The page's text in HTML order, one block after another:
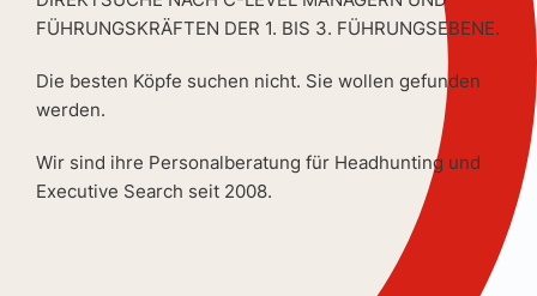
FÜHRUNGSKRÄFTEN DER 1. BIS 3. FÜHRUNGSEBENE.
Die besten Köpfe suchen nicht. Sie wollen gefunden
werden.
Wir sind ihre Personalberatung für Headhunting und
Executive Search seit 2008.